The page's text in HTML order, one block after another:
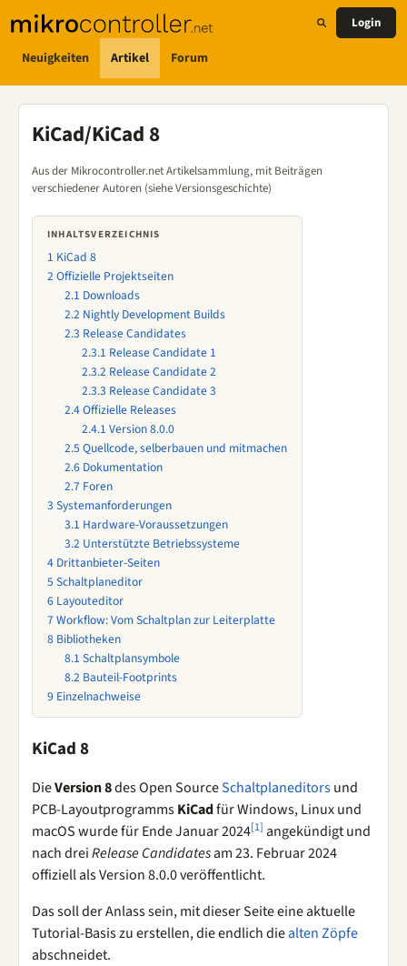
Neuigkeiten Artikel Forum
Login
KiCad/KiCad 8
Aus der Mikrocontroller.net Artikelsammlung, mit Beiträgen
verschiedener Autoren (siehe Versionsgeschichte)
INHALTSVERZEICHNIS
1 KiCad 8
2 Offizielle Projektseiten
2.1 Downloads
2.2 Nightly Development Builds
2.3 Release Candidates
2.3.1 Release Candidate 1
2.3.2 Release Candidate 2
2.3.3 Release Candidate 3
2.4Offizielle Releases
2.4.1 Version 8.0.0
2.5 Quellcode, selberbauen und mitmachen
2.6 Dokumentation
2.7 Foren
3 Systemanforderungen
3.1 Hardware-Voraussetzungen
3.2 Unterstützte Betriebssysteme
4 Drittanbieter-Seiten
5 Schaltplaneditor
6 Layouteditor
7 Workflow: Vom Schaltplan zur Leiterplatte
8 Bibliotheken
8.1 Schaltplansymbole
8.2 Bauteil-Footprints
9 Einzelnachweise
KiCad 8
DieVersion 8des Open SourceSchaltplaneditorsund
PCB-LayoutprogrammsKiCadfür Windows, Linux und
macOS wurde für Ende Januar 2024[1] angekündigt und
nach dreiRelease Candidatesam 23. Februar 2024
offiziell als Version 8.0.0 veröffentlicht.
Das soll der Anlass sein, mit dieser Seite eine aktuelle
Tutorial-Basis zu erstellen, die endlich diealten Zöpfe
abschneidet.